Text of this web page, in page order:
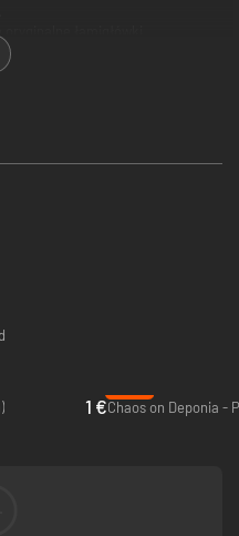
łamigłówki.
grami wideo.
postaciami.
do wisienek.
1 €Chaos on Deponia -